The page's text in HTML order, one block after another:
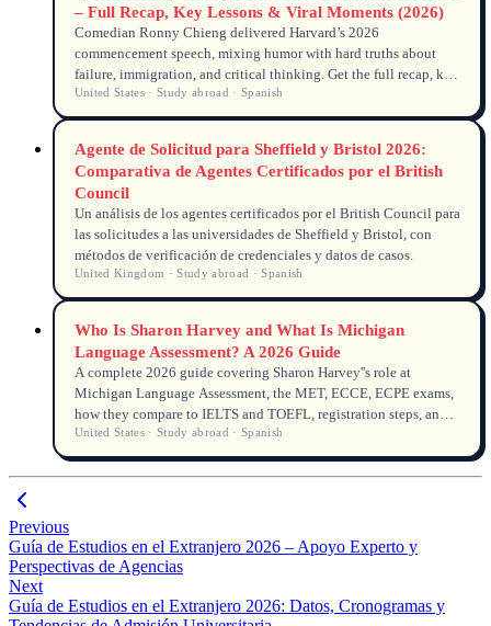
– Full Recap, Key Lessons & Viral Moments (2026)
Comedian Ronny Chieng delivered Harvard’s 2026
commencement speech, mixing humor with hard truths about
failure, immigration, and critical thinking. Get the full recap, key
quotes, viewing stats, and why his message resonates with
international students.
United States · Study abroad · Spanish
Agente de Solicitud para Sheffield y Bristol 2026:
Comparativa de Agentes Certificados por el British
Council
Un análisis de los agentes certificados por el British Council para
las solicitudes a las universidades de Sheffield y Bristol, con
métodos de verificación de credenciales y datos de casos.
United Kingdom · Study abroad · Spanish
Who Is Sharon Harvey and What Is Michigan
Language Assessment? A 2026 Guide
A complete 2026 guide covering Sharon Harvey''s role at
Michigan Language Assessment, the MET, ECCE, ECPE exams,
how they compare to IELTS and TOEFL, registration steps, and
global recognition updates.
United States · Study abroad · Spanish
Previous
Guía de Estudios en el Extranjero 2026 – Apoyo Experto y
Perspectivas de Agencias
Next
Guía de Estudios en el Extranjero 2026: Datos, Cronogramas y